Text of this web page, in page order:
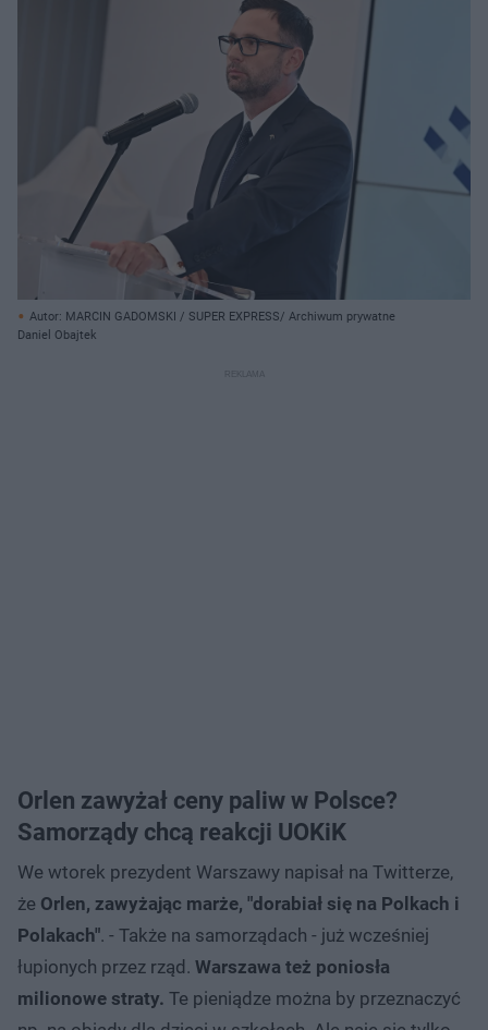
Autor: MARCIN GADOMSKI / SUPER EXPRESS/ Archiwum prywatne
Daniel Obajtek
Orlen zawyżał ceny paliw w Polsce?
Samorządy chcą reakcji UOKiK
We wtorek prezydent Warszawy napisał na Twitterze,
że Orlen, zawyżając marże, "dorabiał się na Polkach i
Polakach". - Także na samorządach - już wcześniej
łupionych przez rząd. Warszawa też poniosła
milionowe straty. Te pieniądze można by przeznaczyć